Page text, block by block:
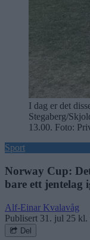
I dag er det
Stegaberg/
13.00. Foto:
Sport
Norway Cup:
bare ett jentelag
Alf-Einar Kvalavåg
Publisert 31. jul 25 kl.
Del